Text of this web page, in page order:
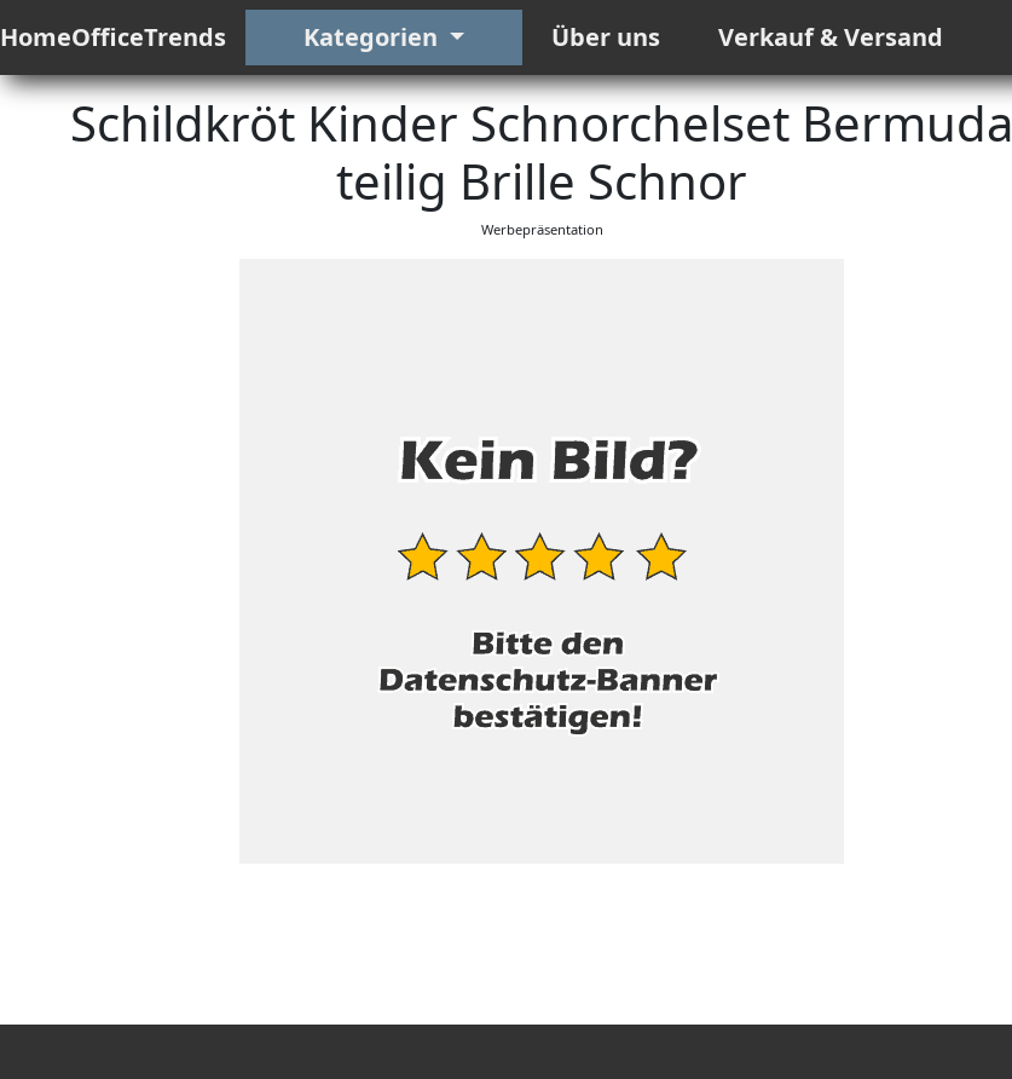
HomeOfficeTrends Kategorien Über uns Verkauf & Versand
Schildkröt Kinder Schnorchelset Bermuda
teilig Brille Schnor
Werbepräsentation